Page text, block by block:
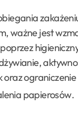
ważne jest
oraz ograniczenie
papierosów.